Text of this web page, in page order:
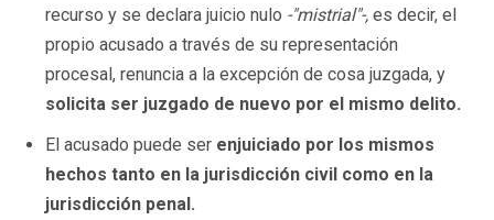
recurso y se declara juicio nulo -"mistrial"-, es decir, el
propio acusado a través de su representación
procesal, renuncia a la excepción de cosa juzgada, y
solicita ser juzgado de nuevo por el mismo delito.
El acusado puede ser enjuiciado por los mismos
hechos tanto en la jurisdicción civil como en la
jurisdicción penal.